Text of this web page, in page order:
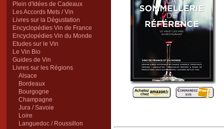
Plein d'Idées de Cadeaux
Les Accords Mets / Vin
Livres sur la Dégustation
Encyclopédies Vin de France
Encyclopédies Vin du Monde
Etudes sur le Vin
Le Vin Bio
Guides de Vin
Livres sur les Régions
Alsace
Bordeaux
Bourgogne
Champagne
Jura / Savoie
Loire
Languedoc / Roussillon